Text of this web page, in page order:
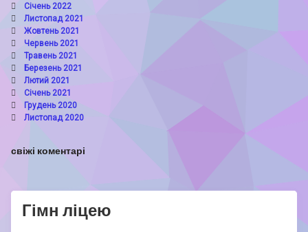
Січень 2022
Листопад 2021
Жовтень 2021
Червень 2021
Травень 2021
Березень 2021
Лютий 2021
Січень 2021
Грудень 2020
Листопад 2020
свіжі коментарі
Гімн ліцею